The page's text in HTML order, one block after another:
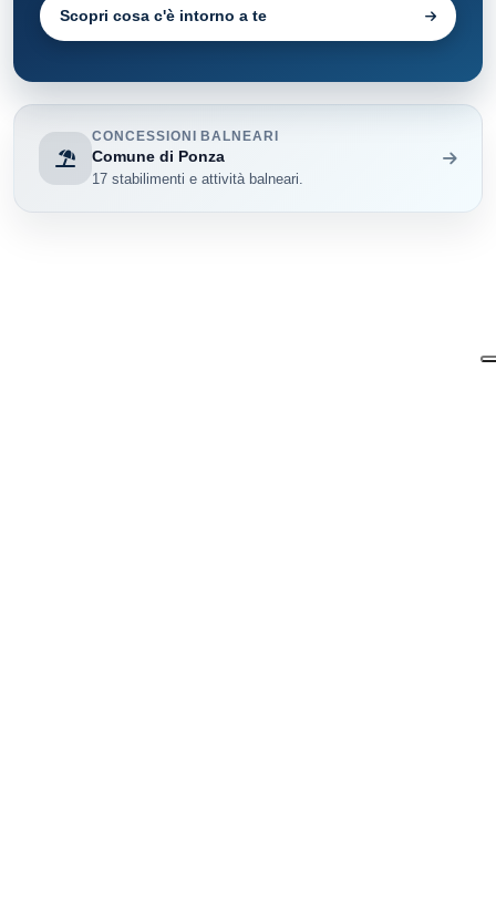
Scopri cosa c'è intorno a te
CONCESSIONI BALNEARI
Comune di Ponza
17 stabilimenti e attività balneari.